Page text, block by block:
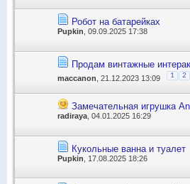
Робот на батарейках
Pupkin , 09.09.2025 17:38
Продам винтажные
maccanon , 21.12.2023 13:09 1 2
Замечательная игрушка
radiraya , 04.01.2025 16:29
Кукольные ванна и туалет
Pupkin , 17.08.2025 18:26